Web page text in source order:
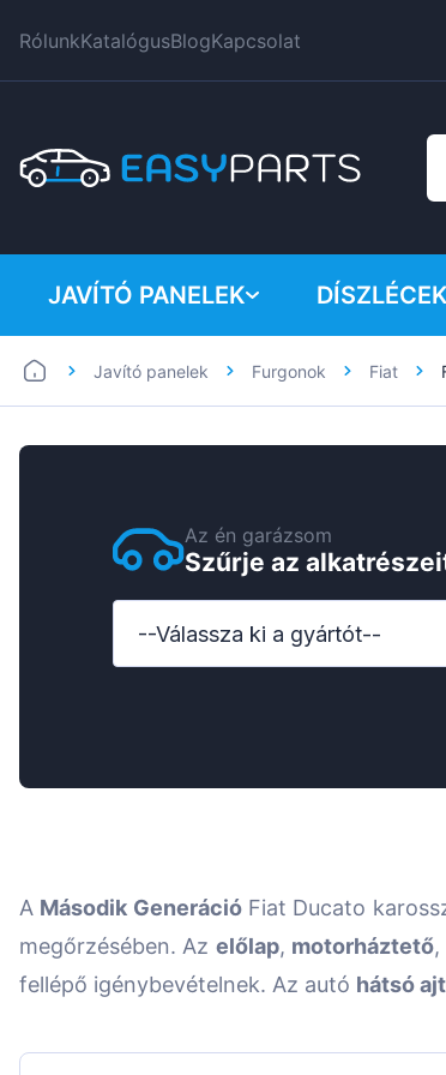
RólunkKatalógusBlogKapcsolat
JAVÍTÓ PANELEK
Furgonok
BMW
Ford
Honda
Hyundai
Mazda
Opel
Javító panelek Furgonok Fiat
Az én garázsom
Szűrje az
--Válassza ki a gyártót--
A Második GenerációFiat Ducato
megőrzésében. Az előlap, motorháztető,
fellépő igénybevételnek. Az autó hátsó